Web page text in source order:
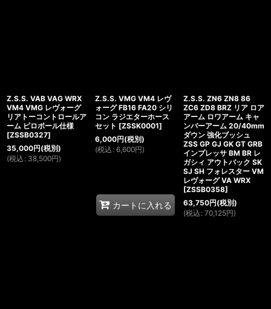
Z.S.S. VAB VAG WRX
VM4 VMG レヴォーグ
リアトーコントロールア
ーム ピロボール仕様
[ZSSB0327]
35,000円(税別)
(税込 : 38,500円)
Z.S.S. VMG VM4 レヴ
ォーグ FB16 FA20 シリ
コン ラジエターホース
セット [ZSSK0001]
6,000円(税別)
(税込 : 6,600円)
カートに入れる
Z.S.S. ZN6 ZN8 86
ZC6 ZD8 BRZ リア ロア
アーム ロワアーム キャ
ンバーアーム 20/40mm
ダウン 強化ブッシュ
ZSS GP GJ GK GT GRB
インプレッサ BM BR レ
ガシィ アウトバック SK
SJ SH フォレスター VM
レヴォーグ VA WRX
[ZSSB0358]
63,750円(税別)
(税込 : 70,125円)